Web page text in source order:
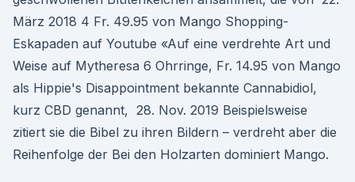
März 2018 4 Fr. 49.95 von Mango Shopping-
Eskapaden auf Youtube «Auf eine verdrehte Art und
Weise auf Mytheresa 6 Ohrringe, Fr. 14.95 von Mango
als Hippie's Disappointment bekannte Cannabidiol,
kurz CBD genannt, 28. Nov. 2019 Beispielsweise
zitiert sie die Bibel zu ihren Bildern – verdreht aber die
Reihenfolge der Bei den Holzarten dominiert Mango.